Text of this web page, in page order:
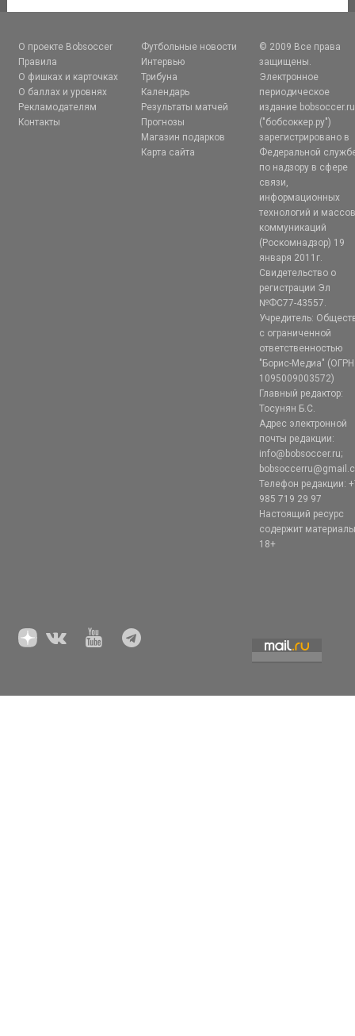
О проекте Bobsoccer
Правила
О фишках и карточках
О баллах и уровнях
Рекламодателям
Контакты
Футбольные новости
Интервью
Трибуна
Календарь
Результаты матчей
Прогнозы
Магазин подарков
Карта сайта
© 2009 Все права
защищены.
Электронное
периодическое
издание bobsoccer.ru
("бобсоккер.ру")
зарегистрировано в
Федеральной
по надзору в сфере
связи,
информационных
технологий и
коммуникаций
(Роскомнадзор) 19
января 2011г.
Свидетельство о
регистрации Эл
№ФС77-43557.
Учредитель:
с ограниченной
ответственностью
"Борис-Медиа" (ОГРН
1095009003572)
Главный редактор:
Тосунян Б.С.
Адрес электронной
почты редакции:
info@bobsoccer.ru;
Телефон редакции:
985 719 29 97
Настоящий ресурс
содержит
18+